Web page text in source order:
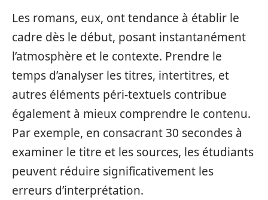
Les romans, eux, ont tendance à établir le
cadre dès le début, posant instantanément
l’atmosphère et le contexte. Prendre le
temps d’analyser les titres, intertitres, et
autres éléments péri-textuels contribue
également à mieux comprendre le contenu.
Par exemple, en consacrant 30 secondes à
examiner le titre et les sources, les étudiants
peuvent réduire significativement les
erreurs d’interprétation.